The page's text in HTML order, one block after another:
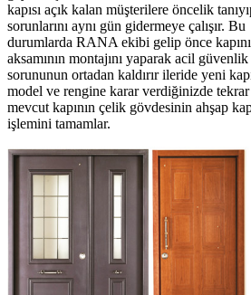
kapısı açık kalan müşterilere öncelik
sorunlarını aynı gün gidermeye çalışır. Bu
durumlarda RANA ekibi gelip önce
aksamının montajını yaparak acil güvenlik
sorununun ortadan kaldırır ileride yeni
model ve rengine karar verdiğinizde
mevcut kapının çelik gövdesinin ahşap
işlemini tamamlar.